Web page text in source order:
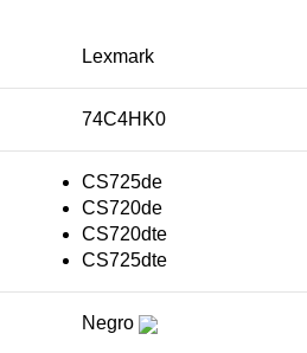
Lexmark
74C4HK0
CS725de
CS720de
CS720dte
CS725dte
Negro